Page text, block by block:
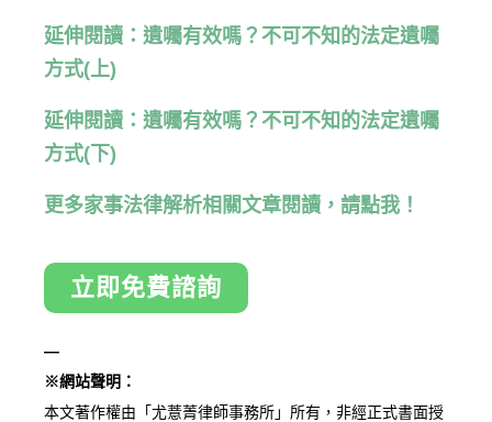
延伸閱讀：遺囑有效嗎？不可不知的法定遺囑
方式(上)
延伸閱讀：遺囑有效嗎？不可不知的法定遺囑
方式(下)
更多家事法律解析相關文章閱讀，請點我！
立即免費諮詢
—
※網站聲明：
本文著作權由「尤薏菁律師事務所」所有，非經正式書面授